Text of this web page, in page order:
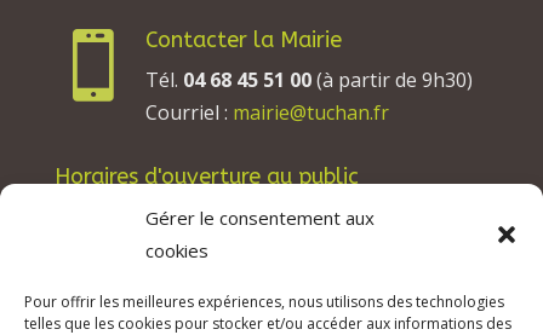
Gérer le consentement aux
cookies
Pour offrir les meilleures expériences, nous utilisons des technologies
telles que les cookies pour stocker et/ou accéder aux informations des

Contacter la Mairie
Tél. 04 68 45 51 00(à partir de 9h30)
Courriel : mairie@tuchan.fr
Horaires d'ouverture au public
Les lundis, mardis et jeudis : de 8h à 12h et de
13h30 à 17h30.
Les vendredis : de 8h à 12h.